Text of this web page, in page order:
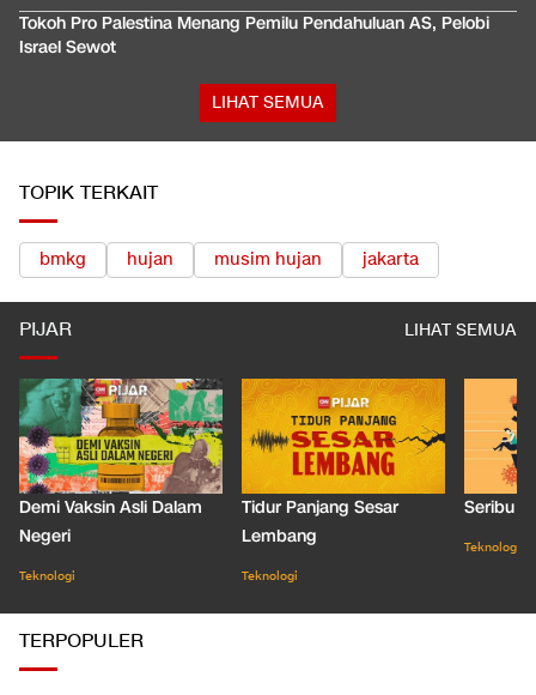
Tokoh Pro Palestina Menang Pemilu Pendahuluan AS, Pelobi
Israel Sewot
LIHAT SEMUA
TOPIK TERKAIT
bmkg hujan musim hujan jakarta
PIJAR LIHAT SEMUA
Demi Vaksin Asli Dalam
Negeri
Teknologi
Tidur Panjang Sesar
Lembang
Teknologi
Seribu
Teknologi
TERPOPULER